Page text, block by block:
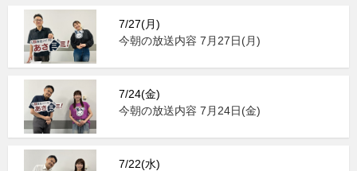
7/27(月)
今朝の放送内容 7月27日(月)
7/24(金)
今朝の放送内容 7月24日(金)
7/22(水)